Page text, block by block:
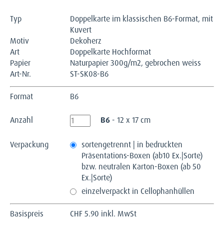
Typ
Doppelkarte im klassischen B6-Format, mit
Kuvert
Motiv
Dekoherz
Art
Doppelkarte Hochformat
Papier
Naturpapier 300g/m2, gebrochen weiss
Art-Nr.
ST-SK08-B6
Format B6
Anzahl B6 - 12 x 17 cm
Verpackung
sortengetrennt | in bedruckten
Präsentations-Boxen (ab10 Ex.|Sorte)
bzw. neutralen Karton-Boxen (ab 50
Ex.|Sorte)
einzelverpackt in Cellophanhüllen
Basispreis CHF5.90 inkl. MwSt